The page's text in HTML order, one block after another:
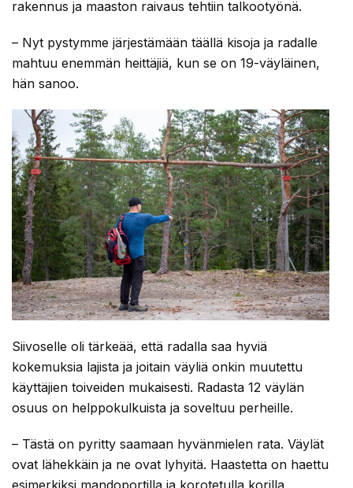
rakennus ja maaston raivaus tehtiin talkootyönä.
– Nyt pystymme järjestämään täällä kisoja ja radalle
mahtuu enemmän heittäjiä, kun se on 19-väyläinen,
hän sanoo.
Siivoselle oli tärkeää, että radalla saa hyviä
kokemuksia lajista ja joitain väyliä onkin muutettu
käyttäjien toiveiden mukaisesti. Radasta 12 väylän
osuus on helppokulkuista ja soveltuu perheille.
– Tästä on pyritty saamaan hyvänmielen rata. Väylät
ovat lähekkäin ja ne ovat lyhyitä. Haastetta on haettu